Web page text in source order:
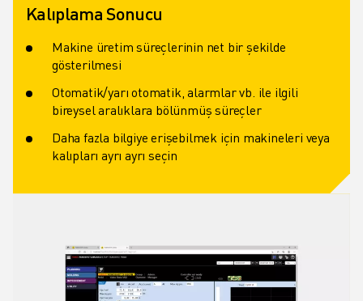
Kalıplama Sonucu
Makine üretim süreçlerinin net bir şekilde
gösterilmesi
Otomatik/yarı otomatik, alarmlar vb. ile ilgili
bireysel aralıklara bölünmüş süreçler
Daha fazla bilgiye erişebilmek için makineleri veya
kalıpları ayrı ayrı seçin